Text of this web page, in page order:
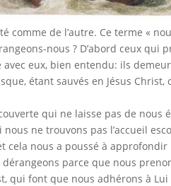
comme de l’autre. Ce terme «
nous ? D’abord ceux qui
avec eux, bien entendu: ils
étant sauvés en Jésus Christ,
qui ne laisse pas de
ne trouvons pas l’accueil
cela nous a poussé à
parce que nous
qui font que nous adhérons à